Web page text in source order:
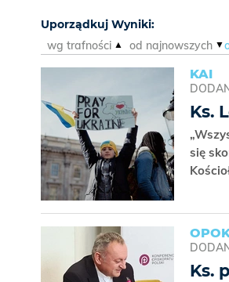
Uporządkuj Wyniki:
wg trafności
od najnowszych
KAI
Ks.
się
Ks.